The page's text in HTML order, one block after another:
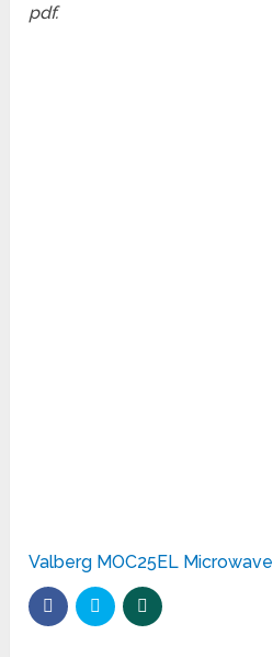
pdf.
Valberg MOC25EL Microwave